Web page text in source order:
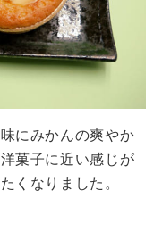
にみかんの爽やか
菓子に近い感じが
くなりました。